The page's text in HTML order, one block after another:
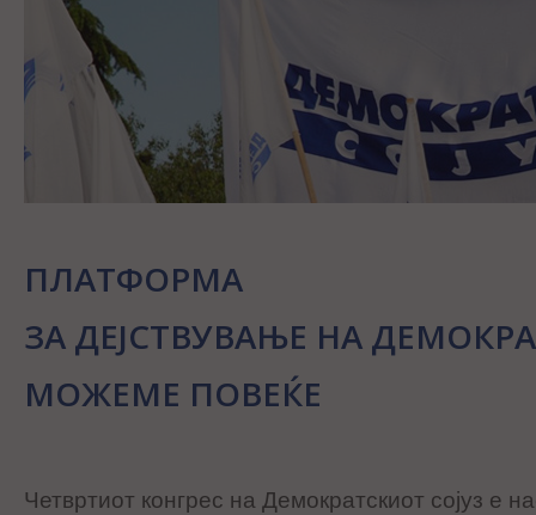
ПЛАТФОРМА
ЗА ДЕЈСТВУВАЊЕ НА
МОЖЕМЕ ПОВЕЌЕ
Четвртиот конгрес на Демократскиот сојуз е